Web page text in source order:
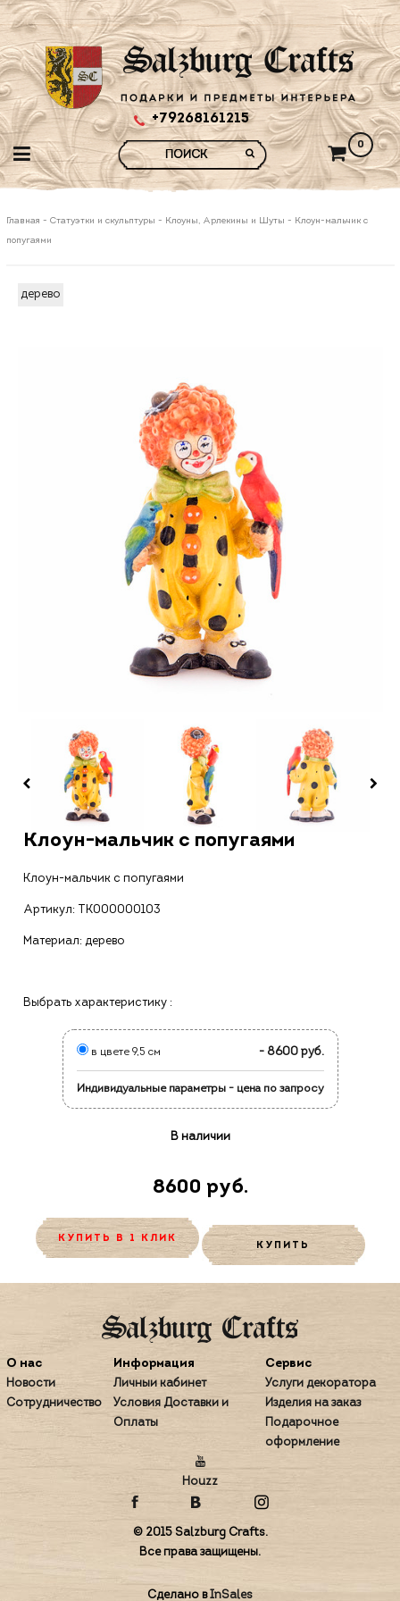
+79268161215
0
Главная - Статуэтки и скульптуры - Клоуны, Арлекины и Шуты - Клоун-мальчик с
попугаями
дерево
Клоун-мальчик с попугаями
Клоун-мальчик с попугаями
Артикул: ТК000000103
Материал: дерево
Выбрать характеристику :
в цвете 9,5 см - 8600 руб.
Индивидуальные параметры - цена по запросу
В наличии
8600 руб.
КУПИТЬ В 1 КЛИК
КУПИТЬ
О нас
Новости
Сотрудничество
Информация
Личный кабинет
Условия Доставки и
Оплаты
Сервис
Услуги декоратора
Изделия на заказ
Подарочное
оформление
Houzz
© 2015 Salzburg Crafts.
Все права защищены.
Сделано вInSales